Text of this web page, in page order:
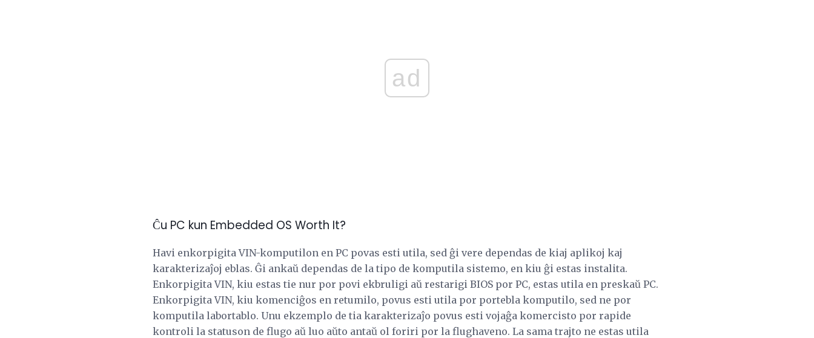
ad
Ĉu PC kun Embedded OS Worth It?
Havi enkorpigita VIN-komputilon en PC povas esti utila, sed ĝi vere dependas de kiaj aplikoj kaj
karakterizaĵoj eblas. Ĝi ankaŭ dependas de la tipo de komputila sistemo, en kiu ĝi estas instalita.
Enkorpigita VIN, kiu estas tie nur por povi ekbruligi aŭ restarigi BIOS por PC, estas utila en preskaŭ PC.
Enkorpigita VIN, kiu komenciĝos en retumilo, povus esti utila por portebla komputilo, sed ne por
komputila labortablo. Unu ekzemplo de tia karakterizaĵo povus esti vojaĝa komercisto por rapide
kontroli la statuson de flugo aŭ luo aŭto antaŭ ol foriri por la flughaveno. La sama trajto ne estas utila